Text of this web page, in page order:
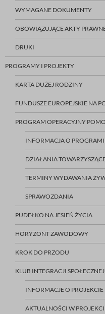
WYMAGANE DOKUMENTY
OBOWIĄZUJĄCE AKTY
DRUKI
PROGRAMY I PROJEKTY
KARTA DUŻEJ RODZINY
FUNDUSZE EUROPEJSKIE NA
PROGRAM OPERACYJNY
INFORMACJA O
DZIAŁANIA
TERMINY WYDAWANIA
SPRAWOZDANIA
PUDEŁKO NA JESIEŃ ŻYCIA
HORYZONT ZAWODOWY
KROK DO PRZODU
KLUB INTEGRACJI
INFORMACJE O PROJEKCIE
AKTUALNOŚCI W